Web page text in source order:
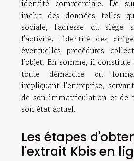
identité commerciale. De
inclut des données telles
sociale, l'adresse du siège
l'activité, l'identité des
éventuelles procédures
l'objet. En somme, il constitue
toute démarche ou
impliquant l'entreprise,
de son immatriculation et de
son état actuel.
Les étapes
l'extrait Kbis en